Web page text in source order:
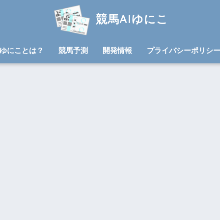
競馬AIゆにこ
ゆにことは？ 競馬予測 開発情報 プライバシーポリシ